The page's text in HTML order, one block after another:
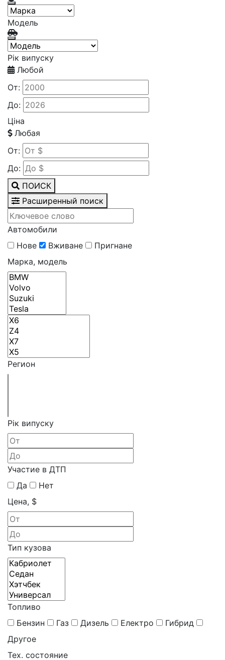
Модель
Рік випуску
Любой
От:
До:
Ціна
Любая
От:
До:
ПОИСК
Расширенный поиск
Автомобили
Нове
Вживане
Пригнане
Марка, модель
Регион
Рік випуску
Участие в ДТП
Да
Нет
Цена, $
Тип кузова
Топливо
Бензин
Газ Дизель Електро
Гибрид
Другое
Тех. состояние